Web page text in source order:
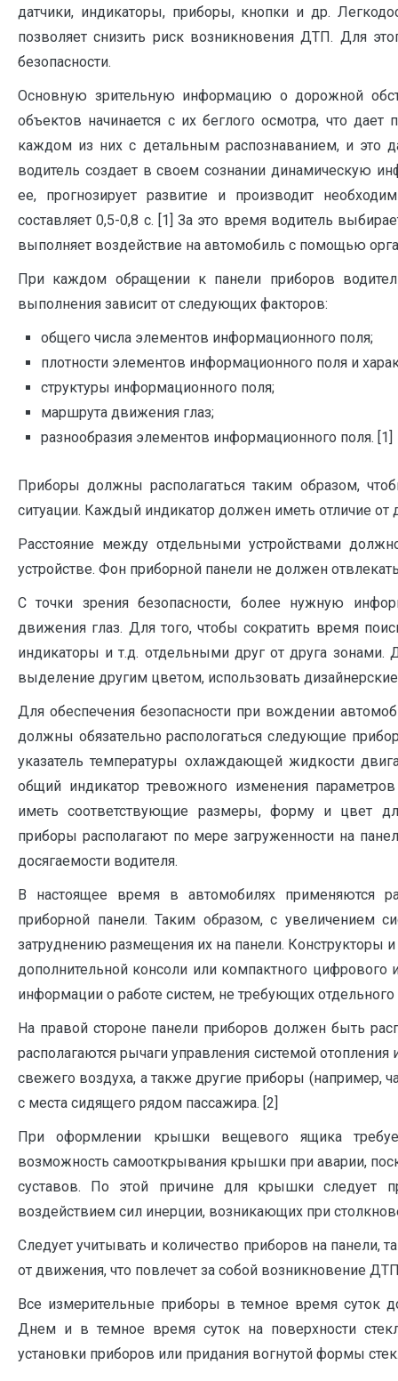
датчики, индикаторы, приборы, кнопки и др.
позволяет снизить риск возникновения ДТП. Для
безопасности.
Основную зрительную информацию о дорожной
объектов начинается с их беглого осмотра, что
каждом из них с детальным распознаванием, и это
водитель создает в своем сознании динамическую
ее, прогнозирует развитие и производит
составляет 0,5-0,8 с. [1] За это время водитель
выполняет воздействие на автомобиль с помощью
При каждом обращении к панели приборов
выполнения за­висит от следующих факторов:
общего числа элементов информационного поля;
плотности элементов информационного поля и
структуры информационного поля;
маршрута движения глаз;
разнообразия элементов информационного поля. [1]
Приборы должны располагаться таким образом,
ситуации. Каждый индикатор должен иметь отличие от
Расстояние между отдельными устройствами
устройстве. Фон приборной панели не должен
С точки зрения безопасности, более нужную
движения глаз. Для того, чтобы сократить время
индикаторы и т.д. отдельными друг от друга зонами.
выделение другим цветом, использовать
Для обеспечения безопасности при вождении
должны обязательно распологаться следующие
указатель температуры охлаждающей жидкости
общий индикатор тревожного изменения
иметь соответствующие размеры, форму и цвет
приборы располагают по мере загруженности на
досягаемости водителя.
В настоящее время в автомобилях применяются
приборной панели. Таким образом, с увеличением
затруднению размещения их на панели.
дополнительной консоли или компактного цифрового
информации о работе систем, не требующих
На правой стороне панели приборов должен быть
располагаются рычаги управления системой
свежего воздуха, а также другие приборы (например,
с места сидящего рядом пассажира. [2]
При оформлении крышки вещевого ящика
возможность самооткрывания крышки при аварии,
суставов. По этой причине для крышки следует
воздействием сил инерции, возникающих при
Следует учитывать и количество приборов на панели,
от движения, что повлечет за собой возникновение
Все измерительные приборы в темное время суток
Днем и в темное время суток на поверхности
установки приборов или придания вогнутой формы